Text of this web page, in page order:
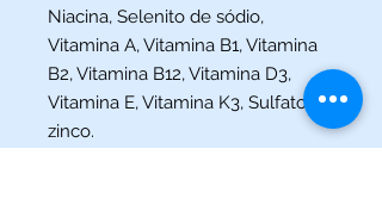
Niacina, Selenito de sódio,
Vitamina A, Vitamina B1, Vitamina
B2, Vitamina B12, Vitamina D3,
Vitamina E, Vitamina K3, Sulfato de
zinco.